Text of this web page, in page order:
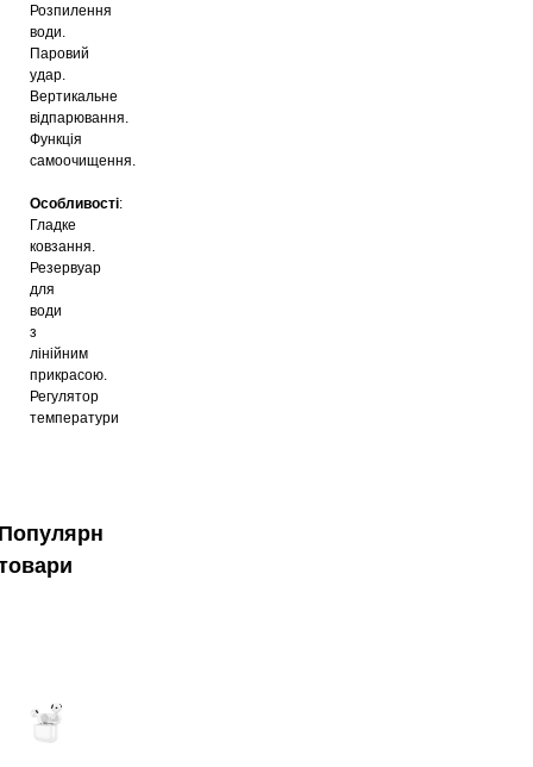
Розпилення
води.
Паровий
удар.
Вертикальне
відпарювання.
Функція
самоочищення.
Особливості:
Гладке
ковзання.
Резервуар
для
води
з
лінійним
прикрасою.
Регулятор
температури